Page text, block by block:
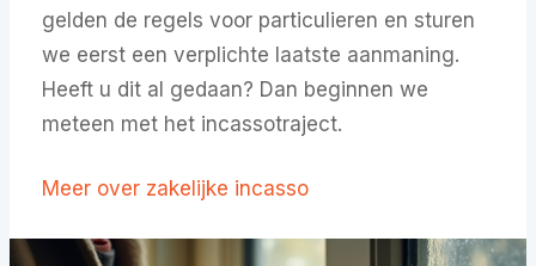
gelden de regels voor particulieren en sturen
we eerst een verplichte laatste aanmaning.
Heeft u dit al gedaan? Dan beginnen we
meteen met het incassotraject.
Meer over zakelijke incasso